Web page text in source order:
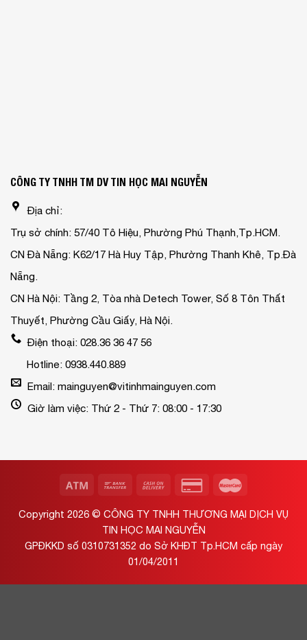
CÔNG TY TNHH TM DV TIN HỌC MAI NGUYỄN
Địa chỉ:
Trụ sở chính: 57/40 Tô Hiệu, Phường Phú Thạnh,Tp.HCM.
CN Đà Nẵng: K62/17 Hà Huy Tập, Phường Thanh Khê, Tp.Đà
Nẵng.
CN Hà Nội: Tầng 2, Tòa nhà Detech Tower, Số 8 Tôn Thất
Thuyết, Phường Cầu Giấy, Hà Nội.
Điện thoại: 028.36 36 47 56
Hotline: 0938.440.889
Email: mainguyen@vitinhmainguyen.com
Giờ làm việc: Thứ 2 - Thứ 7: 08:00 - 17:30
Copyright 2026 © CÔNG TY TNHH THƯƠNG MẠI DỊCH VỤ
TIN HỌC MAI NGUYỄN
GPĐKKD số 0310731352 do Sở KHĐT Tp.HCM cấp ngày
01/04/2011